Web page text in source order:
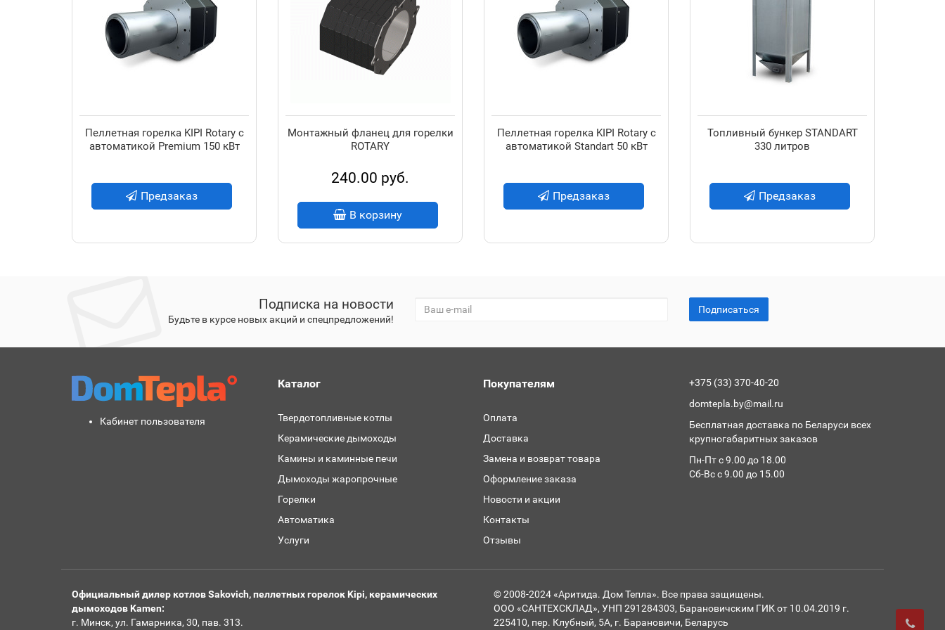
Пеллетная горелка KIPI Rotary с
автоматикой Premium 150 кВт
Предзаказ
Монтажный фланец для горелки
ROTARY
240.00 руб.
В корзину
Пеллетная горелка KIPI Rotary с
автоматикой Standart 50 кВт
Предзаказ
Топливный бункер STANDART
330 литров
Предзаказ
Подписка на новости
Будьте в курсе новых акций и спецпредложений!
Подписаться
Кабинет пользователя
Каталог
Твердотопливные котлы
Керамические дымоходы
Камины и каминные печи
Дымоходы жаропрочные
Горелки
Автоматика
Услуги
Покупателям
Оплата
Доставка
Замена и возврат товара
Оформление заказа
Новости и акции
Контакты
Отзывы
+375 (33) 370-40-20
domtepla.by@mail.ru
Бесплатная доставка по Беларуси всех
крупногабаритных заказов
Пн-Пт с 9.00 до 18.00
Сб-Вс с 9.00 до 15.00
Официальный дилер котлов Sakovich, пеллетных горелок Kipi, керамических
дымоходов Kamen:
г. Минск, ул. Гамарника, 30, пав. 313.
© 2008-2024 «Аритида. Дом Тепла». Все права защищены.
ООО «САНТЕХСКЛАД», УНП 291284303, Барановичским ГИК от 10.04.2019 г.
225410, пер. Клубный, 5А, г. Барановичи, Беларусь